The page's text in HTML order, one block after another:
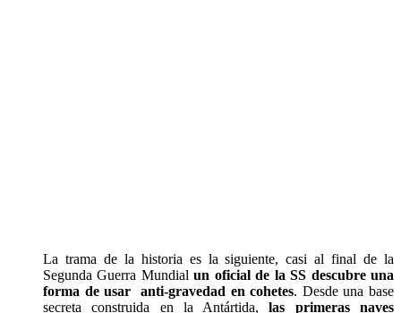
La trama de la historia es la siguiente, casi al final de la
Segunda Guerra Mundialun oficial de la SS descubre una
forma de usar anti-gravedad en cohetes. Desde una base
secreta construida en la Antártida,las primeras naves